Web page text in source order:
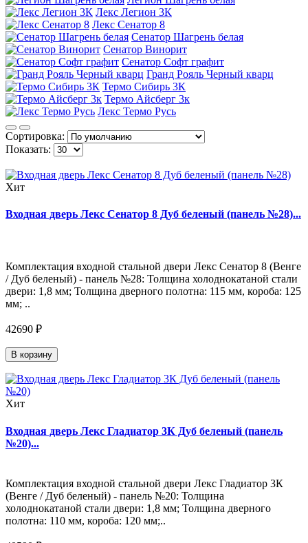
Лекс Легион 3К
Лекс Сенатор 8
Сенатор Шагрень белая
Сенатор Винорит
Сенатор Софт графит
Гранд Рояль Черный кварц
Термо Сибирь 3К
Термо Айсберг 3к
Лекс Термо Русь
Сортировка:
Показать:
Хит
Входная дверь Лекс Сенатор 8 Дуб беленый (панель №28)...
Комплектация входной стальной двери Лекс Сенатор 8 (Венге
/ Дуб беленый) - панель №28: Толщина холоднокатаной стали
двери: 1,8 мм; Толщина дверного полотна: 115 мм, короба: 125
мм; ..
42690 ₽
В корзину
Хит
Входная дверь Лекс Гладиатор 3К Дуб беленый (панель
№20)...
Комплектация входной стальной двери Лекс Гладиатор 3К
(Венге / Дуб беленый) - панель №20: Толщина
холоднокатаной стали двери: 1,8 мм; Толщина дверного
полотна: 110 мм, короба: 120 мм;..